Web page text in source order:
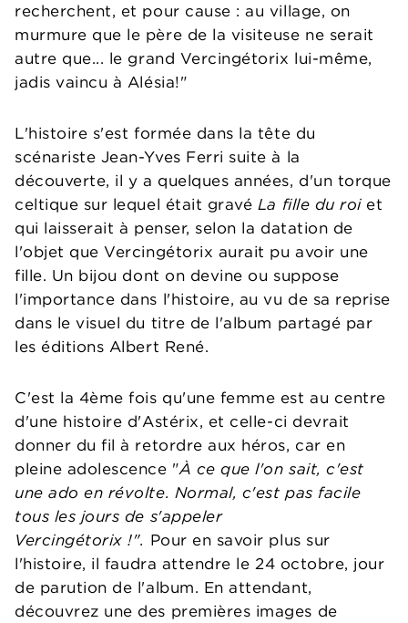
recherchent, et pour cause : au village, on
murmure que le père de la visiteuse ne serait
autre que... le grand Vercingétorix lui-même,
jadis vaincu à Alésia!"
L'histoire s'est formée dans la tête du
scénariste Jean-Yves Ferri suite à la
découverte, il y a quelques années, d'un torque
celtique sur lequel était gravé La fille du roiet
qui laisserait à penser, selon la datation de
l'objet que Vercingétorix aurait pu avoir une
fille. Un bijou dont on devine ou suppose
l'importance dans l'histoire, au vu de sa reprise
dans le visuel du titre de l'album partagé par
les éditions Albert René.
C'est la 4ème fois qu'une femme est au centre
d'une histoire d'Astérix, et celle-ci devrait
donner du fil à retordre aux héros, car en
pleine adolescence "À ce que l'on sait, c'est
une ado en révolte. Normal, c'est pas facile
tous les jours de s'appeler
Vercingétorix !". Pour en savoir plus sur
l'histoire, il faudra attendre le 24 octobre, jour
de parution de l'album. En attendant,
découvrez une des premières images de